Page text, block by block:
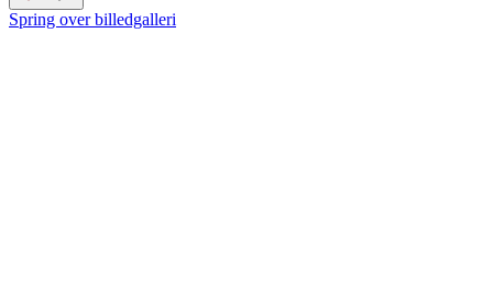
Spring over billedgalleri